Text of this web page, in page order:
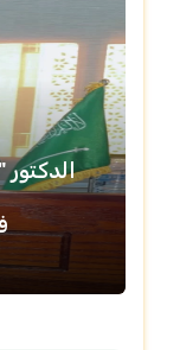
في إدارة المستشفيات